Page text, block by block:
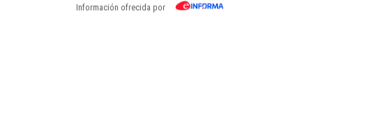
Información ofrecida por